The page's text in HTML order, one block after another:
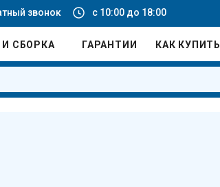
звонок с 10:00 до 18:00
СБОРКА ГАРАНТИИ КАК КУПИТЬ